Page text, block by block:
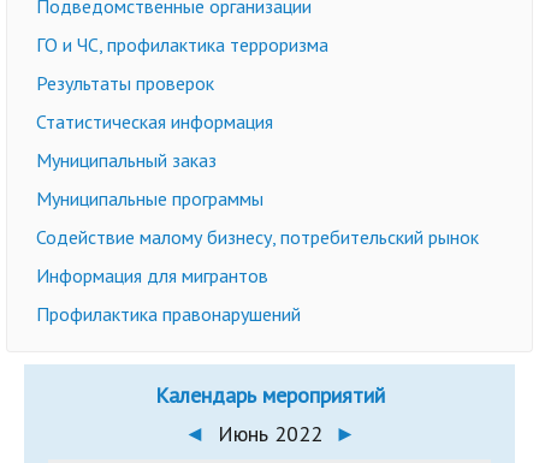
Подведомственные организации
ГО и ЧС, профилактика терроризма
Результаты проверок
Статистическая информация
Муниципальный заказ
Муниципальные программы
Содействие малому бизнесу, потребительский рынок
Информация для мигрантов
Профилактика правонарушений
Календарь мероприятий
◄
Июнь 2022 ►